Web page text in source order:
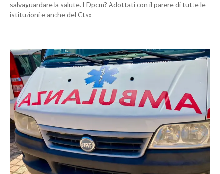
salvaguardare la salute. I Dpcm? Adottati con il parere di tutte le
istituzioni e anche del Cts»